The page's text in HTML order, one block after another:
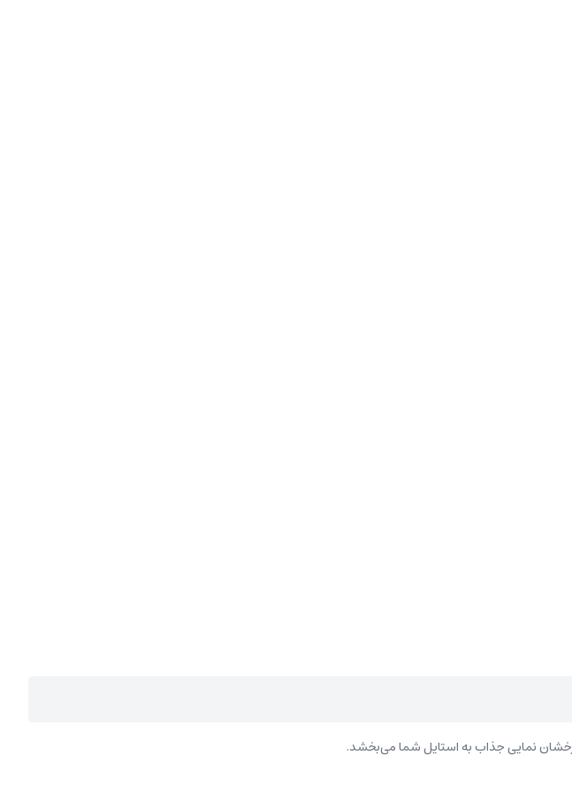
درخشان نمایی جذاب به استایل شما می‌بخشد.